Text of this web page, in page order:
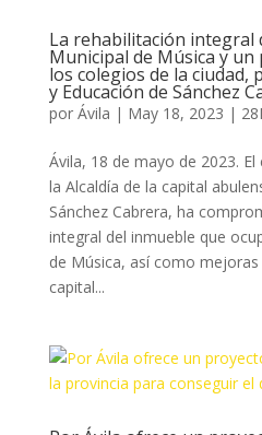
La rehabilitación integral
Municipal de Música y un
los colegios de la ciudad,
y Educación de Sánchez
por Ávila | May 18, 2023 |
Ávila, 18 de mayo de 2023.
la Alcaldía de la capital
Sánchez Cabrera, ha
integral del inmueble que
de Música, así como
capital...